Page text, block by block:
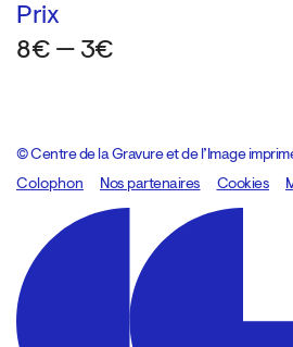
Prix
8€ — 3€
© Centre de la Gravure et de l’Image
Colophon
Design:Marcel Kaczmarek, code:
Nos partenaires Cookies